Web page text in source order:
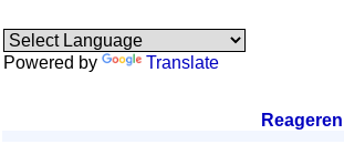
Powered by Translate
Reageren